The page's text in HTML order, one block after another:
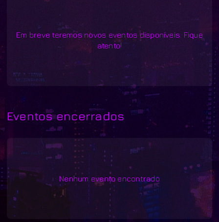
Em breve teremos novos eventos disponíveis. Fique
atento!
Eventos encerrados
Nenhum evento encontrado